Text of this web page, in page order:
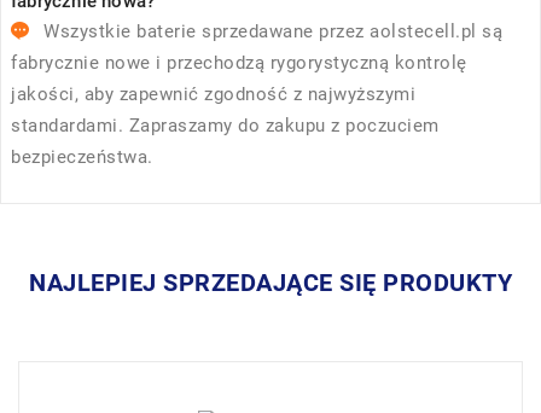
Wszystkie baterie sprzedawane przez aolstecell.pl są
fabrycznie nowe i przechodzą rygorystyczną kontrolę
jakości, aby zapewnić zgodność z najwyższymi
standardami. Zapraszamy do zakupu z poczuciem
bezpieczeństwa.
NAJLEPIEJ SPRZEDAJĄCE SIĘ PRODUKTY